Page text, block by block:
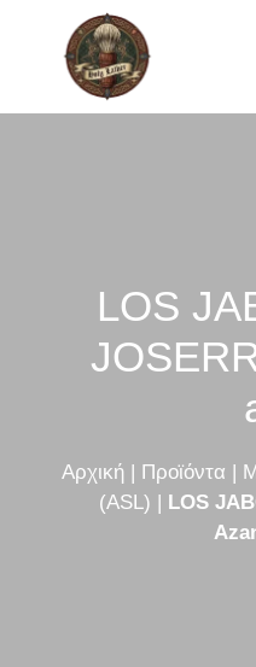
Μετάβαση
περιεχόμενο
LOS
Αρχική | Προϊόντα |
(ASL) | LOS